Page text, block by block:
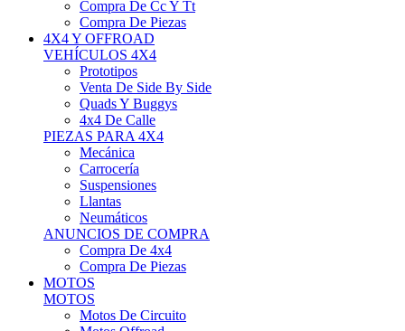
Compra De Cc Y Tt
Compra De Piezas
4X4 Y OFFROAD
VEHÍCULOS 4X4
Prototipos
Venta De Side By Side
Quads Y Buggys
4x4 De Calle
PIEZAS PARA 4X4
Mecánica
Carrocería
Suspensiones
Llantas
Neumáticos
ANUNCIOS DE COMPRA
Compra De 4x4
Compra De Piezas
MOTOS
MOTOS
Motos De Circuito